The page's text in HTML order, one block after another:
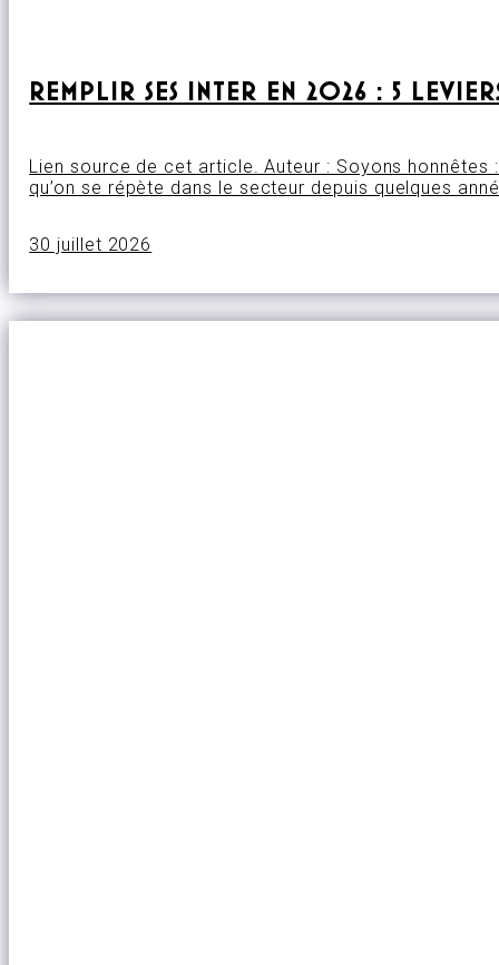
REMPLIR SES INTER EN 2026 : 5
Lien source de cet article. Auteur : Soyons
qu’on se répète dans le secteur depuis quelques
30 juillet 2026